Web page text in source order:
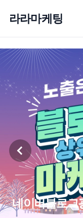
라라마케팅
네이버블로그